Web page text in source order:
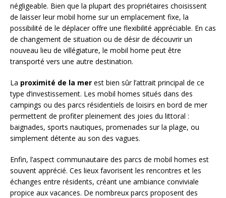
négligeable. Bien que la plupart des propriétaires choisissent
de laisser leur mobil home sur un emplacement fixe, la
possibilité de le déplacer offre une flexibilité appréciable. En cas
de changement de situation ou de désir de découvrir un
nouveau lieu de villégiature, le mobil home peut être
transporté vers une autre destination.
La proximité de la mer est bien sûr l’attrait principal de ce
type d’investissement. Les mobil homes situés dans des
campings ou des parcs résidentiels de loisirs en bord de mer
permettent de profiter pleinement des joies du littoral :
baignades, sports nautiques, promenades sur la plage, ou
simplement détente au son des vagues.
Enfin, l’aspect communautaire des parcs de mobil homes est
souvent apprécié. Ces lieux favorisent les rencontres et les
échanges entre résidents, créant une ambiance conviviale
propice aux vacances. De nombreux parcs proposent des